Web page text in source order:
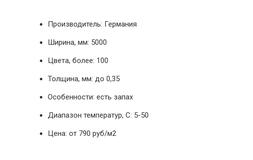
Производитель: Германия
Ширина, мм: 5000
Цвета, более: 100
Толщина, мм: до 0,35
Особенности: есть запах
Диапазон температур, С: 5-50
Цена: от 790 руб/м2